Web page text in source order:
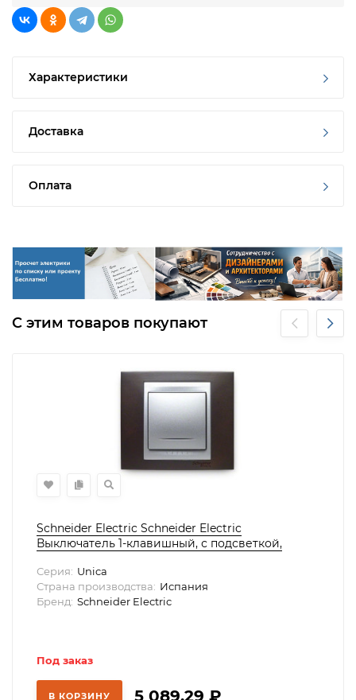
Характеристики
Доставка
Оплата
С этим товаров покупают
Schneider Electric Schneider Electric
Выключатель 1-клавишный, с подсветкой,
Серия: Unica
Страна производства: Испания
Бренд: Schneider Electric
Под заказ
В КОРЗИНУ 5 089,29 ₽